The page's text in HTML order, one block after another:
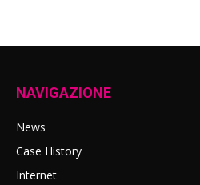
NAVIGAZIONE
News
Case History
Internet